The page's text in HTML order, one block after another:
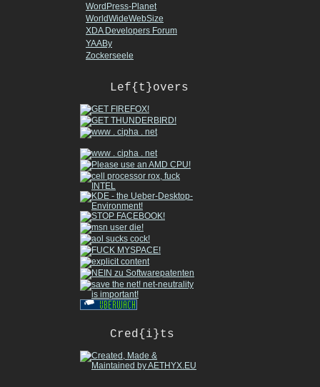
WordPress-Planet
WorldWideWebSize
XDA Developers Forum
YAABy
Zockerseele
Lef{t}overs
Cred{i}ts